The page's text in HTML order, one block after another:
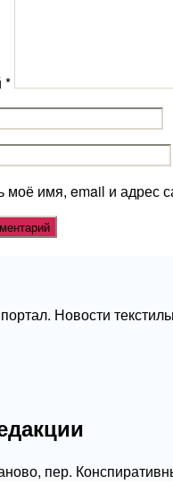
*
моё имя, email и адрес
Новости
пер.